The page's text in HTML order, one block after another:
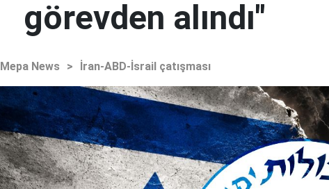
görevden alındı"
Mepa News > İran-ABD-İsrail çatışması